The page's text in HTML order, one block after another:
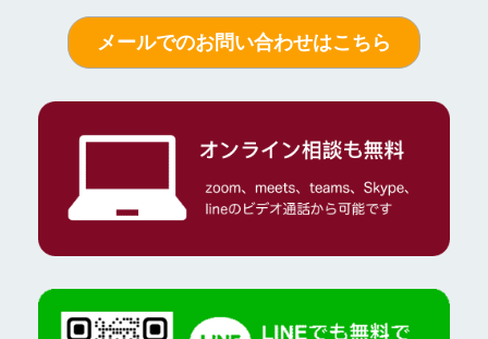
メールでのお問い合わせはこちら